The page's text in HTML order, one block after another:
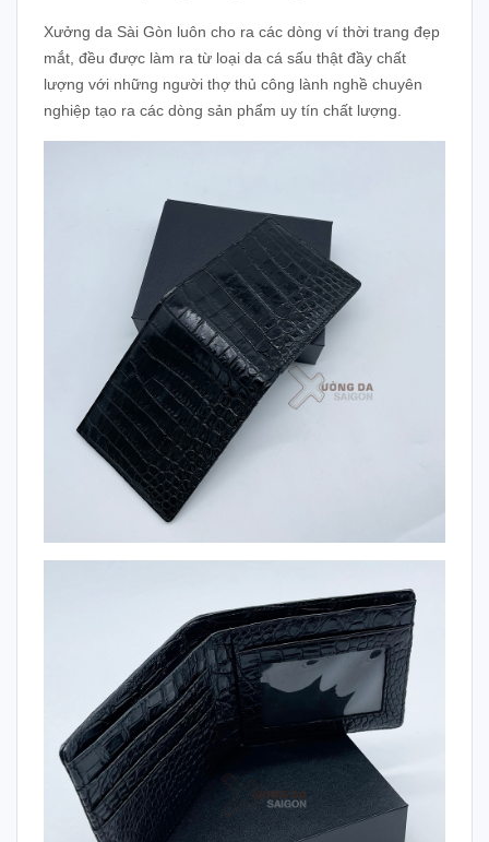
Xưởng da Sài Gòn luôn cho ra các dòng ví thời trang đẹp
mắt, đều được làm ra từ loại da cá sấu thật đầy chất
lượng với những người thợ thủ công lành nghề chuyên
nghiệp tạo ra các dòng sản phẩm uy tín chất lượng.